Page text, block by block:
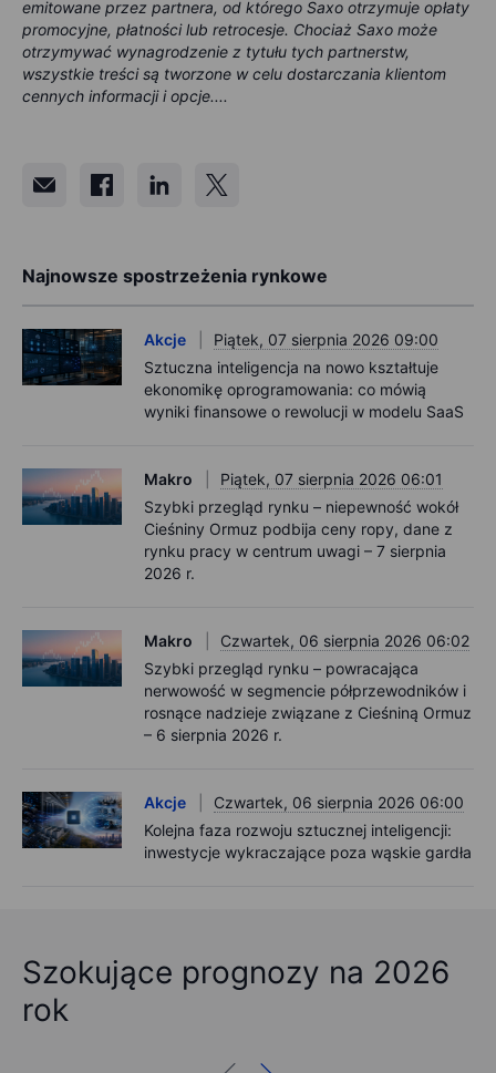
emitowane przez partnera, od którego Saxo otrzymuje opłaty
promocyjne, płatności lub retrocesje. Chociaż Saxo może
otrzymywać wynagrodzenie z tytułu tych partnerstw,
wszystkie treści są tworzone w celu dostarczania klientom
cennych informacji i opcje....
Najnowsze spostrzeżenia rynkowe
Akcje
Piątek, 07 sierpnia 2026 09:00
Sztuczna inteligencja na nowo kształtuje
ekonomikę oprogramowania: co mówią
wyniki finansowe o rewolucji w modelu SaaS
Makro
Piątek, 07 sierpnia 2026 06:01
Szybki przegląd rynku – niepewność wokół
Cieśniny Ormuz podbija ceny ropy, dane z
rynku pracy w centrum uwagi – 7 sierpnia
2026 r.
Makro
Czwartek, 06 sierpnia 2026 06:02
Szybki przegląd rynku – powracająca
nerwowość w segmencie półprzewodników i
rosnące nadzieje związane z Cieśniną Ormuz
– 6 sierpnia 2026 r.
Akcje
Czwartek, 06 sierpnia 2026 06:00
Kolejna faza rozwoju sztucznej inteligencji:
inwestycje wykraczające poza wąskie gardła
Szokujące prognozy na 2026
rok